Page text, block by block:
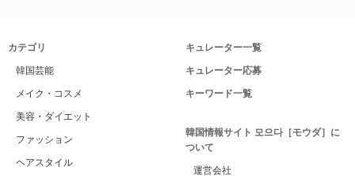
カテゴリ
韓国芸能
メイク・コスメ
美容・ダイエット
ファッション
ヘアスタイル
キュレーター一覧
キュレーター応募
キーワード一覧
韓国情報サイト 모으다［モウダ］に
ついて
運営会社